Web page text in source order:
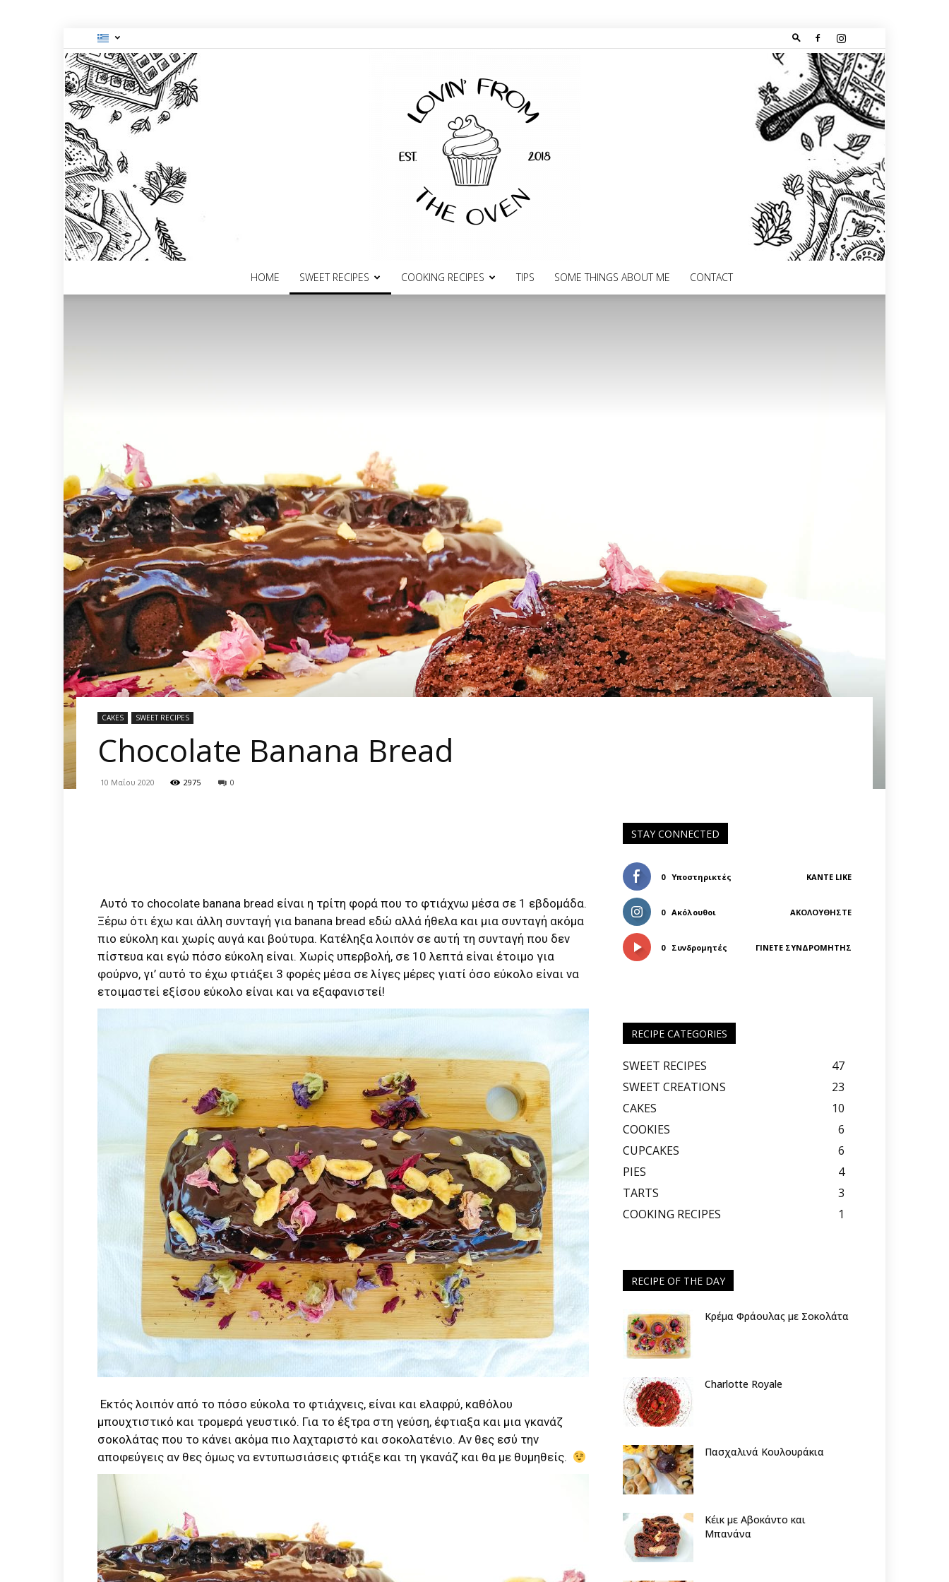
HOME SWEET RECIPES COOKING RECIPES TIPS SOME THINGS ABOUT ME CONTACT
CAKES SWEET RECIPES
Chocolate Banana Bread
10 Μαΐου 2020 2975 0
Αυτό το chocolate banana bread είναι η τρίτη φορά που το φτιάχνω μέσα σε 1 εβδομάδα.
Ξέρω ότι έχω και άλλη συνταγή για banana bread εδώ αλλά ήθελα και μια συνταγή ακόμα
πιο εύκολη και χωρίς αυγά και βούτυρα. Κατέληξα λοιπόν σε αυτή τη συνταγή που δεν
πίστευα και εγώ πόσο εύκολη είναι. Χωρίς υπερβολή, σε 10 λεπτά είναι έτοιμο για
φούρνο, γι’ αυτό το έχω φτιάξει 3 φορές μέσα σε λίγες μέρες γιατί όσο εύκολο είναι να
ετοιμαστεί εξίσου εύκολο είναι και να εξαφανιστεί!
Εκτός λοιπόν από το πόσο εύκολα το φτιάχνεις, είναι και ελαφρύ, καθόλου
μπουχτιστικό και τρομερά γευστικό. Για το έξτρα στη γεύση, έφτιαξα και μια γκανάζ
σοκολάτας που το κάνει ακόμα πιο λαχταριστό και σοκολατένιο. Αν θες εσύ την
αποφεύγεις αν θες όμως να εντυπωσιάσεις φτιάξε και τη γκανάζ και θα με θυμηθείς.
STAY CONNECTED
0 Υποστηρικτές ΚΆΝΤΕ LIKE
0 Ακόλουθοι ΑΚΟΛΟΥΘΉΣΤΕ
0 Συνδρομητές ΓΊΝΕΤΕ ΣΥΝΔΡΟΜΗΤΉΣ
RECIPE CATEGORIES
SWEET RECIPES
47
SWEET CREATIONS
23
CAKES
10
COOKIES
6
CUPCAKES
6
PIES
4
TARTS
3
COOKING RECIPES
1
RECIPE OF THE DAY
Κρέμα Φράουλας με Σοκολάτα
Charlotte Royale
Πασχαλινά Κουλουράκια
Κέικ με Αβοκάντο και
Μπανάνα